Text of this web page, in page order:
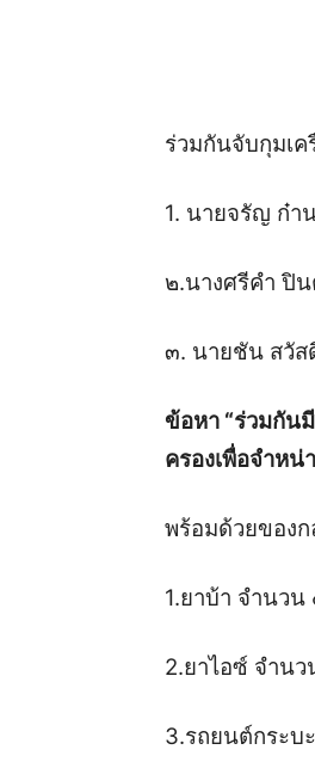
ร่วมกันจับกุมเ
1. นายจรัญ ก๋
๒.นางศรีคำ ปิ
๓. นายชัน สวัส
ข้อหา “ร่วมกัน
ครองเพื่อจำหน่
พร้อมด้วยของก
1.ยาบ้า จำนว
2.ยาไอซ์ จำน
3.รถยนต์กระบ